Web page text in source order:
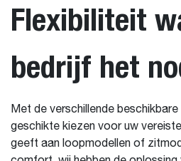
Flexibiliteit
bedrijf het
Met de verschillende
geschikte kiezen voor uw
geeft aan loopmodellen of